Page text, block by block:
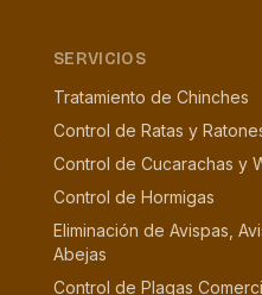
SERVICIOS
Tratamiento de Chinches
Control de Ratas y
Control de Cucarachas y
Control de Hormigas
Eliminación de Avispas,
Abejas
Control de Plagas